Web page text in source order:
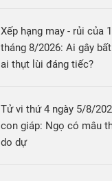
Xếp hạng may - rủi của
tháng 8/2026: Ai gây
ai thụt lùi đáng tiếc?
Tử vi thứ 4 ngày 5/8/
con giáp: Ngọ có mâu
do dự